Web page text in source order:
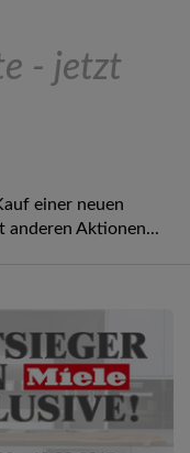
- jetzt
einer neuen
anderen Aktionen...